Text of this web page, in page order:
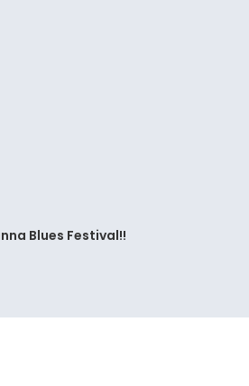
Blues Festival!!